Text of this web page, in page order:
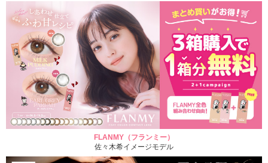
FLANMY（フランミー）
佐々木希イメージモデル